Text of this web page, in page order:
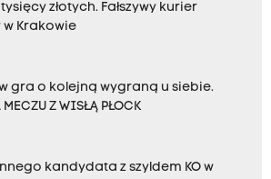
złotych. Fałszywy kurier
Krakowie
gra o kolejną wygraną u siebie.
Z WISŁĄ PŁOCK
kandydata z szyldem KO w